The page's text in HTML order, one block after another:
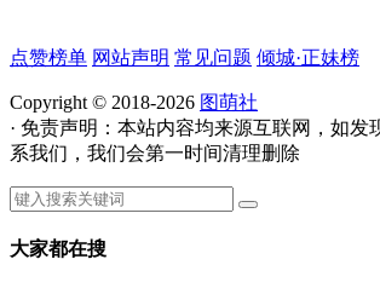
点赞榜单 网站声明 常见问题 倾城·正妹榜
Copyright © 2018-2026 图萌社
· 免责声明：本站内容均来源互联网，如发
系我们，我们会第一时间清理删除
大家都在搜